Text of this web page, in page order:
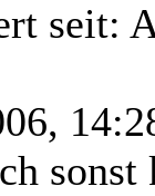
seit: